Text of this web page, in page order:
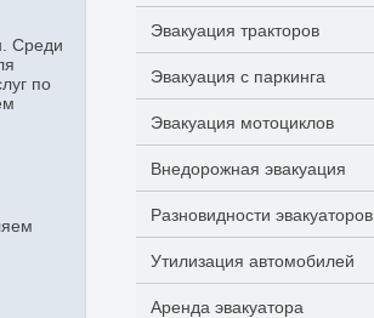
Среди
по
Эвакуация тракторов
Эвакуация с паркинга
Эвакуация мотоциклов
Внедорожная эвакуация
Разновидности эвакуаторов
Утилизация автомобилей
Аренда эвакуатора